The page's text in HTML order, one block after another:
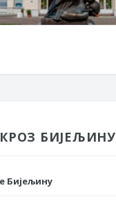
БИЈЕЉИНУ
Бијељину